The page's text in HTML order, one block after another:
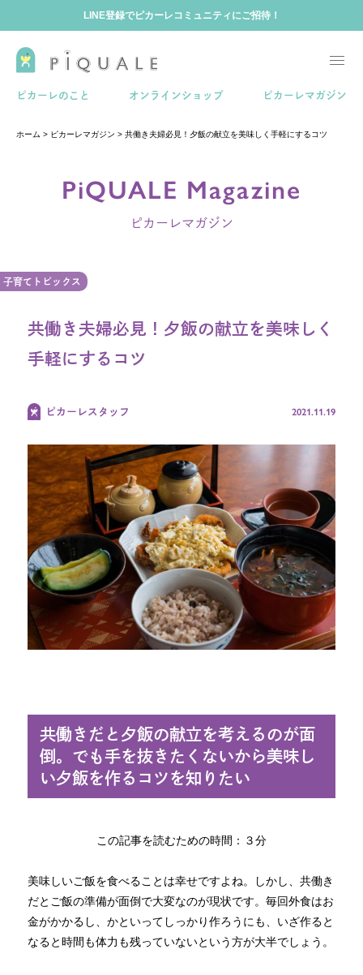
LINE登録でピカーレコミュニティにご招待！
ピカーレのこと オンラインショップ ピカーレマガジン
ホーム
ピカーレマガジン
ギフトセット
よくある質問
ホーム > ピカーレマガジン > 共働き夫婦必見！夕飯の献立を美味しく手軽にするコツ
PiQUALE Magazine
ピカーレマガジン
子育てトピックス
共働き夫婦必見！夕飯の献立を美味しく
手軽にするコツ
ピカーレスタッフ 2021.11.19
共働きだと夕飯の献立を考えるのが面
倒。でも手を抜きたくないから美味し
い夕飯を作るコツを知りたい
この記事を読むための時間：３分
美味しいご飯を食べることは幸せですよね。しかし、共働き
だとご飯の準備が面倒で大変なのが現状です。毎回外食はお
金がかかるし、かといってしっかり作ろうにも、いざ作ると
なると時間も体力も残っていないという方が大半でしょう。